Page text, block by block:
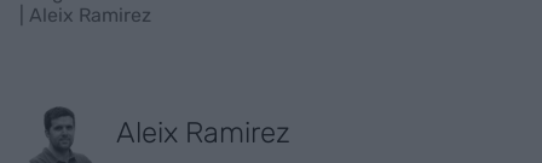
| Aleix Ramirez
Aleix Ramirez